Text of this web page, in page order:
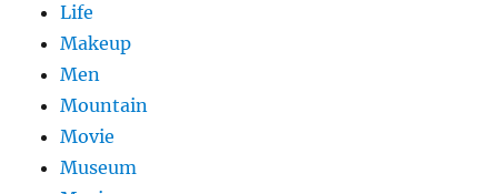
Life
Makeup
Men
Mountain
Movie
Museum